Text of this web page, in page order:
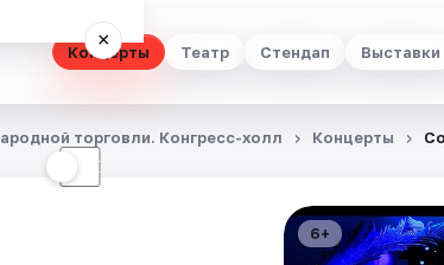
Концерты Театр Стендап Выставки
×
☾
торговли. Конгресс-холл Концерты
6+